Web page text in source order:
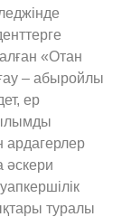
«Отан
– абыройлы
ер
ардагерлер
әскери
туралы